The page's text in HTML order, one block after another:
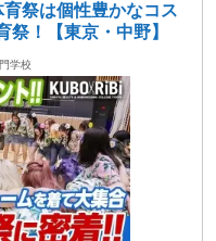
祭は個性豊かなコス
！【東京・中野】
学校